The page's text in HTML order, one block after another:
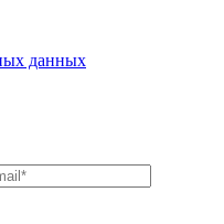
данных